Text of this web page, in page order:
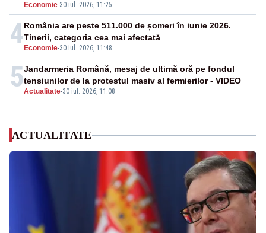
Economie-30 iul. 2026, 11:25
4 Economie-30 iul. 2026, 11:48
România are peste 511.000 de șomeri în iunie 2026.
Tinerii, categoria cea mai afectată
5Actualitate-30 iul. 2026, 11:08
Jandarmeria Română, mesaj de ultimă oră pe fondul
tensiunilor de la protestul masiv al fermierilor - VIDEO
ACTUALITATE